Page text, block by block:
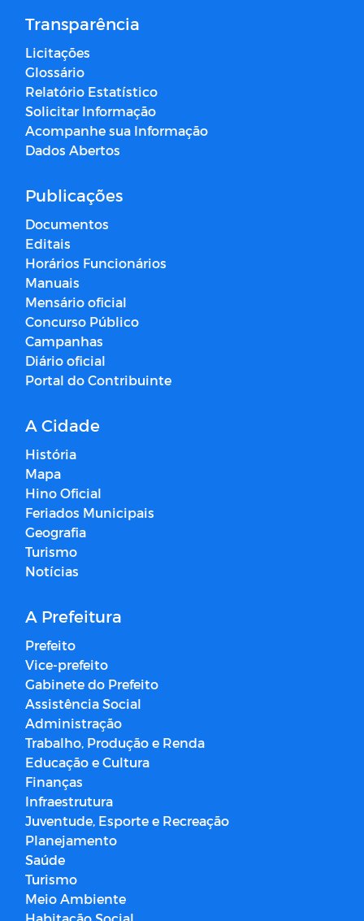
Transparência
Licitações
Glossário
Relatório Estatístico
Solicitar Informação
Acompanhe sua Informação
Dados Abertos
Publicações
Documentos
Editais
Horários Funcionários
Manuais
Mensário oficial
Concurso Público
Campanhas
Diário oficial
Portal do Contribuinte
A Cidade
História
Mapa
Hino Oficial
Feriados Municipais
Geografia
Turismo
Notícias
A Prefeitura
Prefeito
Vice-prefeito
Gabinete do Prefeito
Assistência Social
Administração
Trabalho, Produção e Renda
Educação e Cultura
Finanças
Infraestrutura
Juventude, Esporte e Recreação
Planejamento
Saúde
Turismo
Meio Ambiente
Habitação Social